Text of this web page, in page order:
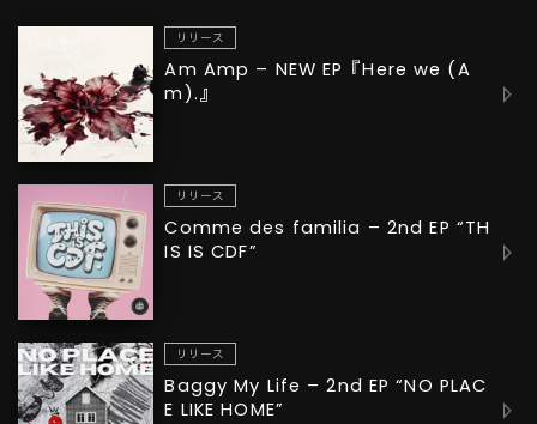
リリース
Am Amp – NEW EP『Here we (A
m).』
リリース
Comme des familia – 2nd EP “TH
IS IS CDF”
リリース
Baggy My Life – 2nd EP “NO PLAC
E LIKE HOME”